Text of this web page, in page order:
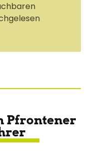
Pfrontener